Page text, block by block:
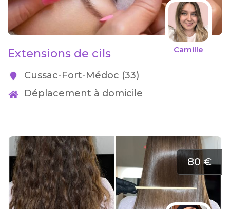
Camille
Extensions de cils
Cussac-Fort-Médoc (33)
Déplacement à domicile
80 €